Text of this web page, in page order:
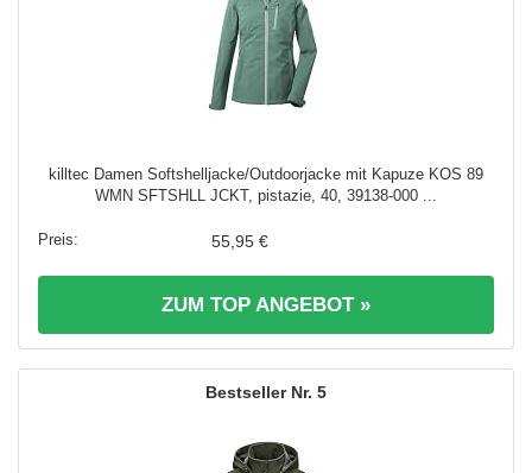
killtec Damen Softshelljacke/Outdoorjacke mit Kapuze KOS 89
WMN SFTSHLL JCKT, pistazie, 40, 39138-000 ...
55,95 €
ZUM TOP ANGEBOT »
5